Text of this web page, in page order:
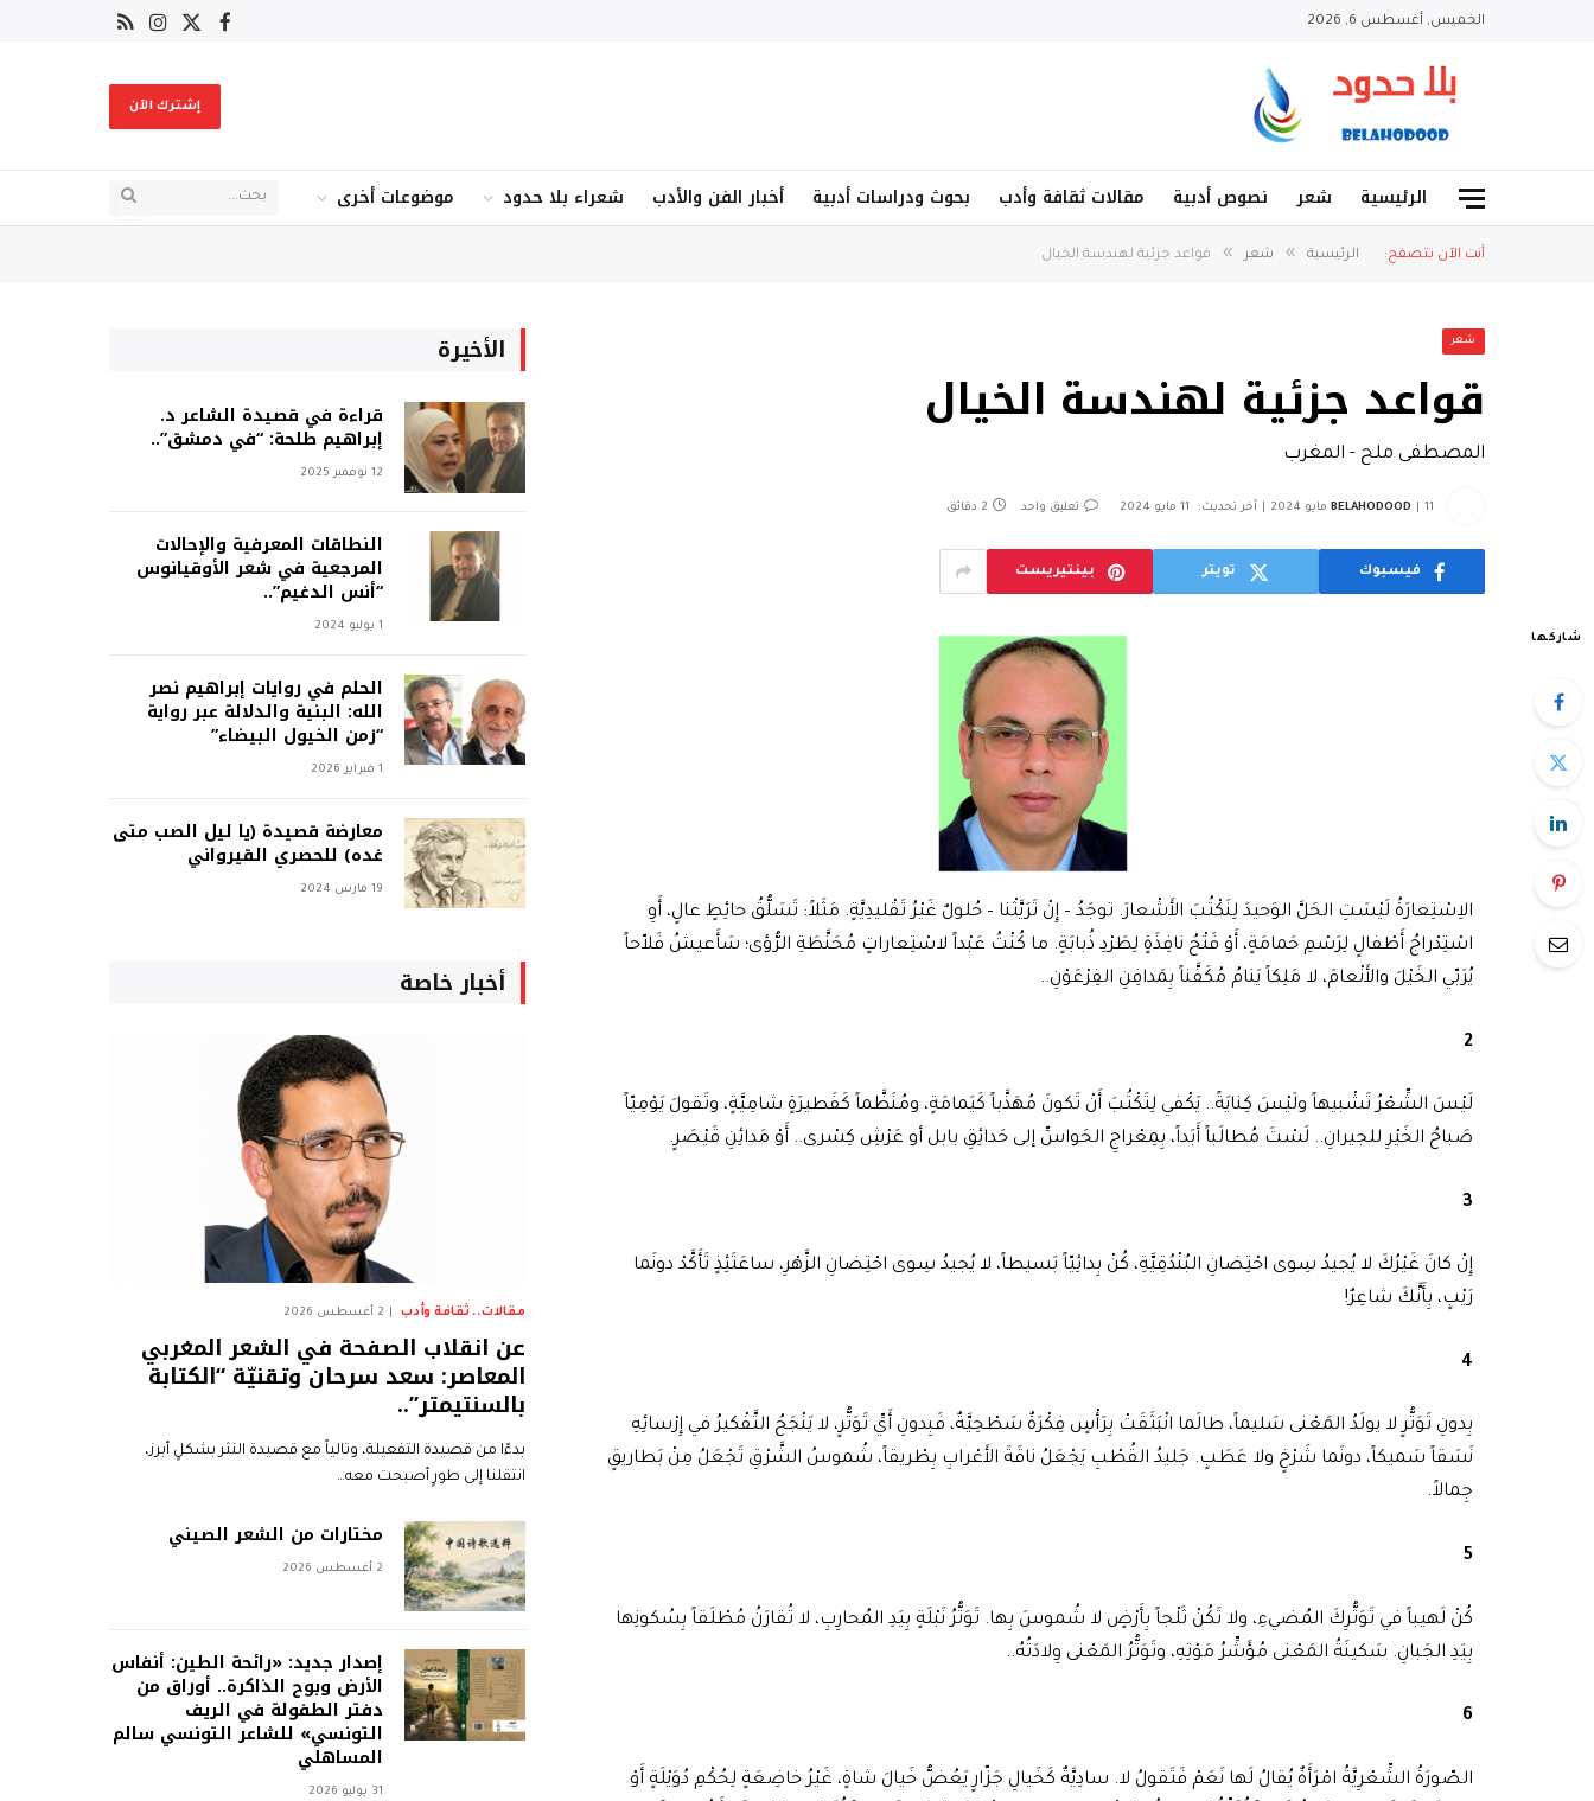
الخميس, أغسطس 6, 2026
فيسبوك
X
الانستغرام
RSS
إشترك الآن
الرئيسية شعر نصوص أدبية مقالات ثقافة وأدب بحوث ودراسات أدبية أخبار الفن والأدب شعراء بلا حدود موضوعات أخرى
أنت الآن تتصفح: الرئيسية » شعر » قواعد جزئية لهندسة الخيال
شعر
قواعد جزئية لهندسة الخيال
المصطفى ملح - المغرب
BELAHODOOD 11 مايو 2024 آخر تحديث: 11 مايو 2024 تعليق واحد 2 دقائق
فيسبوك تويتر بينتيريست
شاركها
الاِسْتِعارَةُ لَيْسَتِ الحَلَّ الوَحيدَ لِنَكْتُبَ الأَشْعارَ. توجَدُ – إِنْ تَرَيَّثْنا – حُلولٌ غَيْرُ تَقْليدِيَّةٍ. مَثَلاً: تَسَلُّقُ حائِطٍ عالٍ، أَوِ
اسْتِدْراجُ أَطْفالٍ لِرَسْمِ حَمامَةٍ، أَوْ فَتْحُ نافِذَةٍ لِطَرْدِ ذُبابَةٍ. ما كُنْتُ عَبْداً لاسْتِعاراتٍ مُحَنَّطَةِ الرُّؤى؛ سَأَعيشُ فَلاّحاً
يُرَبّي الخَيْلَ والأَنْعامَ، لا مَلِكاً يَنامُ مُكَفَّناً بِمَدافِنِ الفِرْعَوْنِ..
2
لَيْسَ الشِّعْرُ تَشْبيهاً ولَيْسَ كِنايَةً.. يَكْفي لِتَكْتُبَ أَنْ تَكونَ مُهَذَّباً كَيَمامَةٍ، ومُنَظَّماً كَفَطيرَةٍ شامِيَّةٍ، وتَقولَ يَوْمِيّاً
صَباحُ الخَيْرِ للجيرانِ.. لَسْتَ مُطالَباً أَبَداً، بِمِعْراجِ الحَواسِّ إلى حَدائِقِ بابل أو عَرْشِ كِسْرى.. أَوْ مَدائِنِ قَيْصَرٍ.
3
إِنْ كانَ غَيْرُكَ لا يُجيدُ سِوى احْتِضانِ البُنْدُقِيَّةِ، كُنْ بِدائِيّاً بَسيطاً، لا يُجيدُ سِوى احْتِضانِ الزَّهْرِ، ساعَتَئِذٍ تَأَكَّدْ دونَما
رَيْبٍ، بِأَنَّكَ شاعِرٌ!
4
بِدونِ تَوَتُّرٍ لا يولَدُ المَعْنى سَليماً، طالَما انْبَثَقَتْ بِرَأْسٍ فِكْرَةٌ سَطْحِيَّةٌ، فَبِدونِ أَيِّ تَوَتُّرٍ، لا يَنْجَحُ التَّفْكيرُ في إِرْسائِهِ
نَسَقاً سَميكاً، دونَما شَرْخٍ ولا عَطَبٍ. جَليدُ القُطْبِ يَجْعَلُ ناقَةَ الأَعْرابِ بِطْريقاً، شُموسُ الشَّرْقِ تَجْعَلُ مِنْ بَطاريقٍ
جِمالاً.
5
كُنْ لَهيباً في تَوَتُّرِكَ المُضيءِ، ولا تَكُنْ ثَلْجاً بِأَرْضٍ لا شُموسَ بِها. تَوَتُّرُ نَبْلَةٍ بِيَدِ المُحارِبِ، لا تُقارَنُ مُطْلَقاً بِسُكونِها
بِيَدِ الجَبانِ. سَكينَةُ المَعْنى مُؤَشِّرُ مَوْتِهِ، وتَوَتُّرُ المَعْنى وِلادَتُهُ..
6
الصّورَةُ الشِّعْرِيَّةُ امْرَأَةٌ يُقالُ لَها نَعَمْ فَتَقولُ لا. سادِيَّةٌ كَخَيالِ جَزّارٍ يَعُضُّ خَيالَ شاةٍ، غَيْرُ خاضِعَةٍ لِحُكْمِ دُوَيْلَةٍ أَوْ
الأخيرة
قراءة في قصيدة الشاعر د.
إبراهيم طلحة: “في دمشق”..
12 نوفمبر 2025
النطاقات المعرفية والإحالات
المرجعية في شعر الأوقيانوس
“أنس الدغيم”..
1 يوليو 2024
الحلم في روايات إبراهيم نصر
الله: البنية والدلالة عبر رواية
“زمن الخيول البيضاء”
1 فبراير 2026
معارضة قصيدة (يا ليل الصب متى
غده) للحصري القيرواني
19 مارس 2024
أخبار خاصة
مقالات.. ثقافة وأدب 2 أغسطس 2026
عن انقلاب الصفحة في الشعر المغربي
المعاصر: سعد سرحان وتقنيّة “الكتابة
بالسنتيمتر”..
بدءًا من قصيدة التفعيلة، وتالياً مع قصيدة النثر بشكلٍ أبرز،
انتقلنا إلى طورٍ أصبحت معه…
مختارات من الشعر الصيني
2 أغسطس 2026
إصدار جديد: «رائحة الطين: أنفاس
الأرض وبوح الذاكرة.. أوراق من
دفتر الطفولة في الريف
التونسي» للشاعر التونسي سالم
المساهلي
31 يوليو 2026